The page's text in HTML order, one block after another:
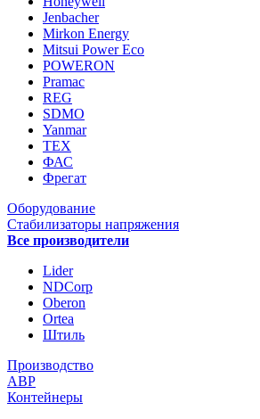
Jenbacher
Mirkon Energy
Mitsui Power Eco
POWERON
Pramac
REG
SDMO
Yanmar
ТЕХ
ФАС
Фрегат
Оборудование
Стабилизаторы напряжения
Все производители
Lider
NDCorp
Oberon
Ortea
Штиль
Производство
АВР
Контейнеры